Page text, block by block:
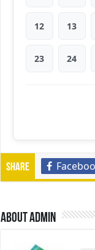
12 13
23 24
Share
About admin